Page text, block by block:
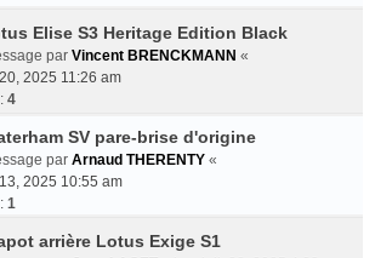
Elise S3 Heritage Edition Black
par Vincent BRENCKMANN «
2025 11:26 am
4
SV pare-brise d'origine
par Arnaud THERENTY «
2025 10:55 am
1
arrière Lotus Exige S1